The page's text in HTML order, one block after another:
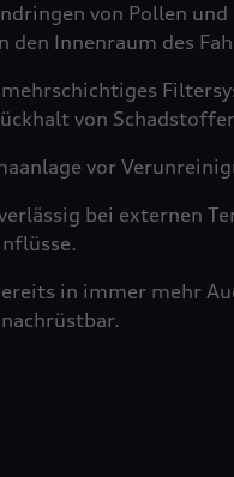
von Pollen
den Innenraum des
von
vor
bei externen
in immer mehr